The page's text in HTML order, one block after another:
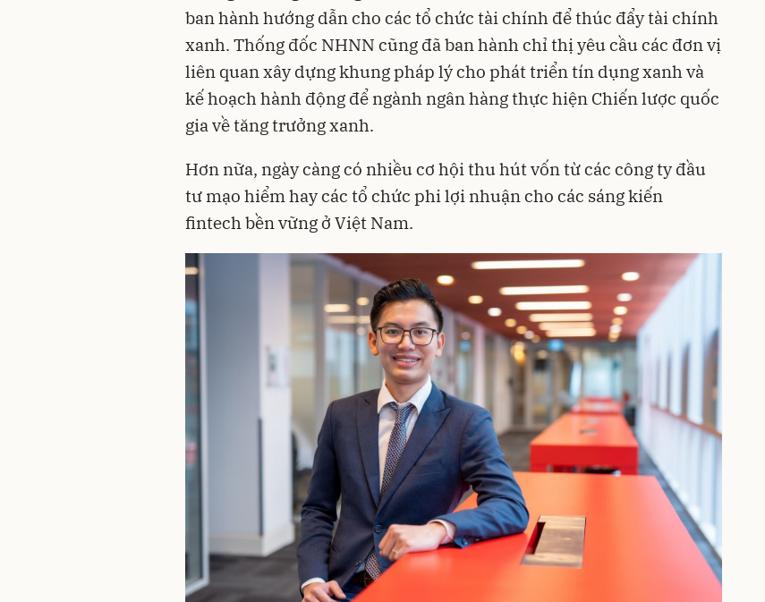
ban hành hướng dẫn cho các tổ chức tài chính để thúc đẩy tài chính
xanh. Thống đốc NHNN cũng đã ban hành chỉ thị yêu cầu các đơn vị
liên quan xây dựng khung pháp lý cho phát triển tín dụng xanh và
kế hoạch hành động để ngành ngân hàng thực hiện Chiến lược quốc
gia về tăng trưởng xanh.
Hơn nữa, ngày càng có nhiều cơ hội thu hút vốn từ các công ty đầu
tư mạo hiểm hay các tổ chức phi lợi nhuận cho các sáng kiến
fintech bền vững ở Việt Nam.